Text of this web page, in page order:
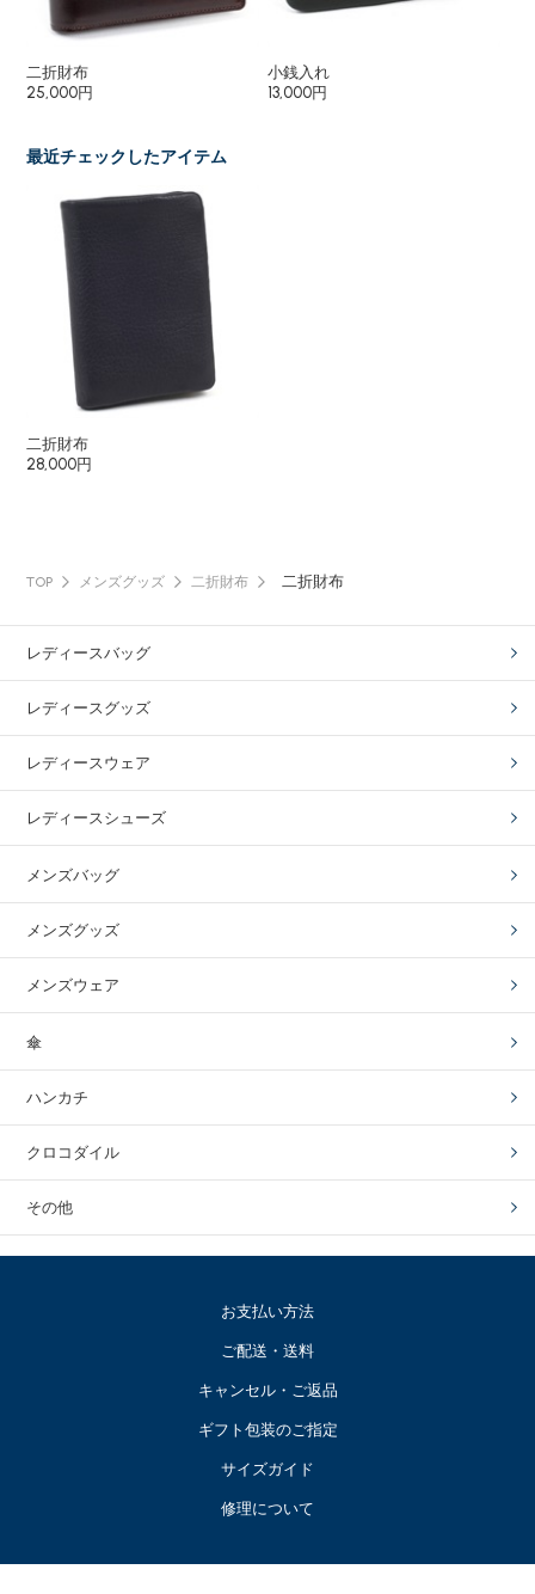
二折財布
25,000円
小銭入れ
13,000円
最近チェックしたアイテム
二折財布
28,000円
TOP メンズグッズ 二折財布 二折財布
レディースバッグ
レディースグッズ
レディースウェア
レディースシューズ
メンズバッグ
メンズグッズ
メンズウェア
傘
ハンカチ
クロコダイル
その他
お支払い方法
ご配送・送料
キャンセル・ご返品
ギフト包装のご指定
サイズガイド
修理について